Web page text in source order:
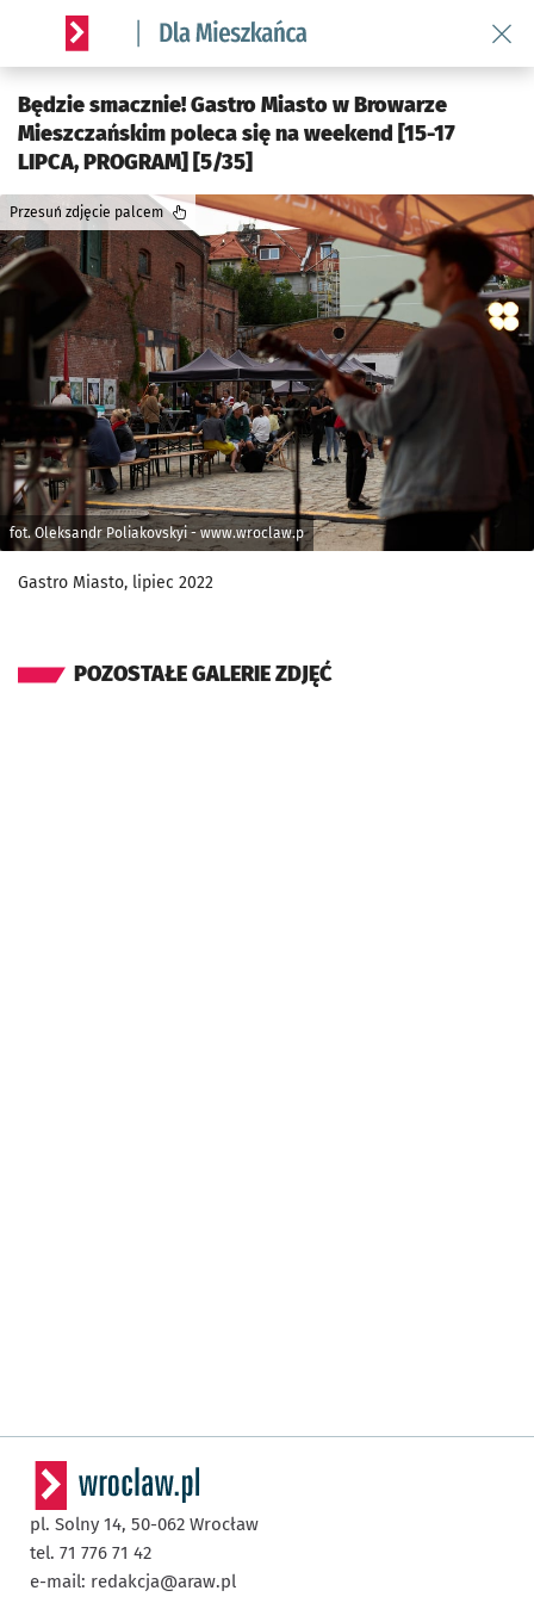
Serwis informacyjny wroclaw.pl podserwis: Dla mieszkańca
Będzie smacznie! Gastro Miasto w Browarze
Mieszczańskim poleca się na weekend [15-17
LIPCA, PROGRAM] [5/35]
fot. Oleksandr Poliakovskyi - www.wroclaw.p
Przesuń zdjęcie palcem
Gastro Miasto, lipiec 2022
POZOSTAŁE GALERIE ZDJĘĆ
pl. Solny 14, 50-062 Wrocław
tel. 71 776 71 42
e-mail: redakcja@araw.pl